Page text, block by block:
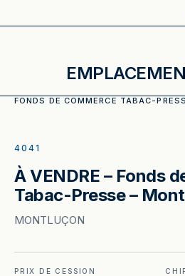
FONDS DE COMMERCE TABAC-
4041
À VENDRE – Fonds
Tabac-Presse –
MONTLUÇON
PRIX DE CESSION